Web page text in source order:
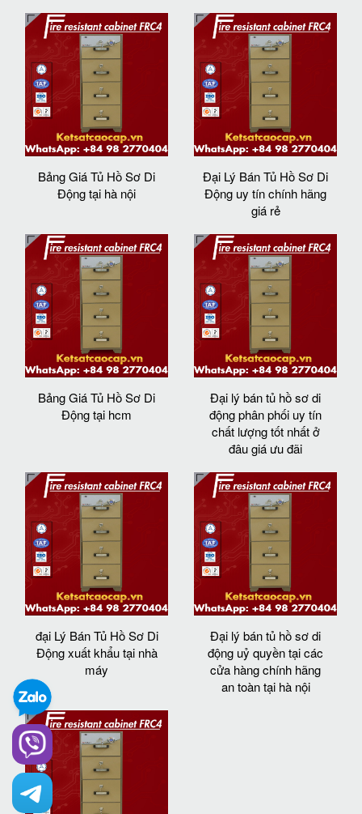
Bảng Giá Tủ Hồ Sơ Di
Động tại hà nội
Đại Lý Bán Tủ Hồ Sơ Di
Động uy tín chính hãng
giá rẻ
Bảng Giá Tủ Hồ Sơ Di
Động tại hcm
Đại lý bán tủ hồ sơ di
động phân phối uy tín
chất lượng tốt nhất ở
đâu giá ưu đãi
đại Lý Bán Tủ Hồ Sơ Di
Động xuất khẩu tại nhà
máy
Đại lý bán tủ hồ sơ di
động uỷ quyền tại các
cửa hàng chính hãng
an toàn tại hà nội